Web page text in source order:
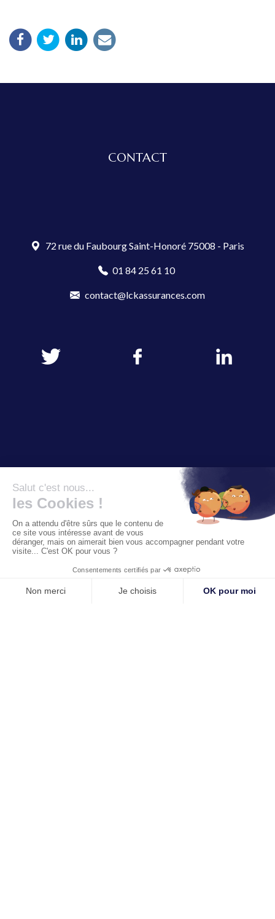
CONTACT
72 rue du Faubourg Saint-Honoré 75008 - Paris
01 84 25 61 10
contact@lckassurances.com